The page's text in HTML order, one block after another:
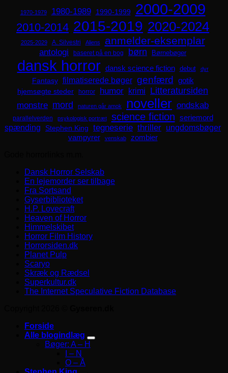
1970-1979 1980-1989 1990-1999 2000-2009
2010-2014 2015-2019 2020-2024
2025-2029 A. Silvestri Aliens anmelder-eksemplar
antologi baseret på en bog børn Børnebøger
dansk horror dansk science fiction debut dyr
Fantasy filmatiserede bøger genfærd
gotik
hjemsøgte steder
horror humor krimi Litteratursiden
monstre mord naturen går amok noveller ondskab
parallelverden psykologisk portræt science fiction seriemord
spænding Stephen King tegneserie thriller ungdomsbøger
vampyrer venskab
zombier
Dansk Horror Selskab
En lejemorder ser tilbage
Fra Sortsand
Gyserbiblioteket
H.P. Lovecraft
Heaven of Horror
Himmelskibet
Horror Film History
Horrorsiden.dk
Planet Pulp
Scaryo
Skræk og Rædsel
Superkultur.dk
The Internet Speculative Fiction Database
Forside
Alle blogindlæg
Bøger: A – H
I – N
O – Å